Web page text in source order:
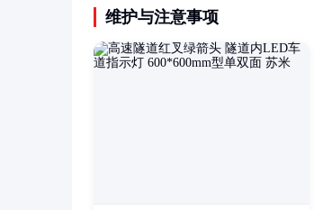
维护与注意事项